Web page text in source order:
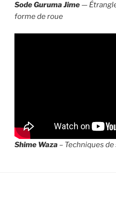
Sode Guruma Jime —
forme de roue
Shime Waza – Techniques